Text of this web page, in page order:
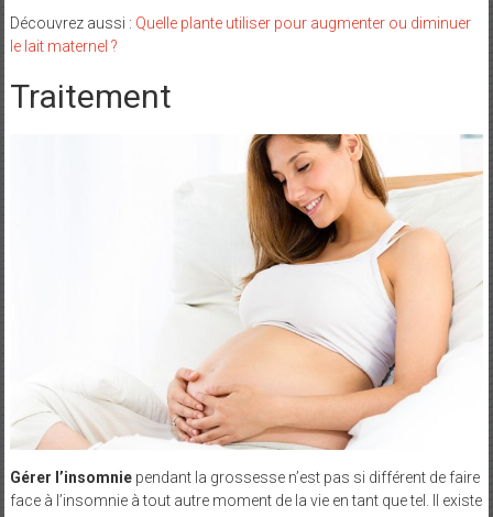
Découvrez aussi : Quelle plante utiliser pour augmenter ou diminuer
le lait maternel ?
Traitement
Gérer l’insomniependant la grossesse n’est pas si différent de faire
face à l’insomnie à tout autre moment de la vie en tant que tel. Il existe